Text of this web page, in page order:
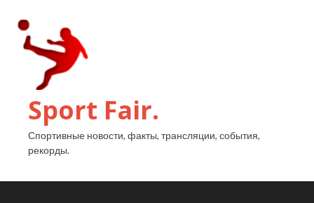
Sport Fair.
Спортивные новости, факты, трансляции, события,
рекорды.